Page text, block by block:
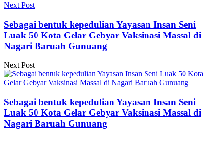
Next Post
Sebagai bentuk kepedulian Yayasan Insan Seni
Luak 50 Kota Gelar Gebyar Vaksinasi Massal di
Nagari Baruah Gunuang
Next Post
Sebagai bentuk kepedulian Yayasan Insan Seni
Luak 50 Kota Gelar Gebyar Vaksinasi Massal di
Nagari Baruah Gunuang